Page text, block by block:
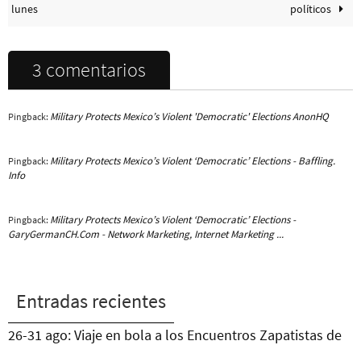
lunes
políticos
3 comentarios
Pingback: Military Protects Mexico’s Violent 'Democratic' Elections AnonHQ
Pingback: Military Protects Mexico’s Violent ‘Democratic’ Elections - Baffling.
Info
Pingback: Military Protects Mexico’s Violent ‘Democratic’ Elections -
GaryGermanCH.Com - Network Marketing, Internet Marketing ...
Entradas recientes
26-31 ago: Viaje en bola a los Encuentros Zapatistas de